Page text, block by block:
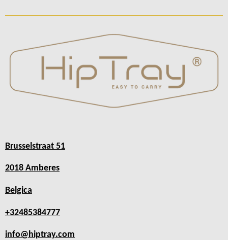
Brusselstraat 51
2018 Amberes
Belgica
+32485384777
info@hiptray.com